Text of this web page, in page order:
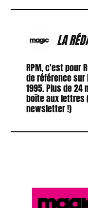
LA
RPM, c'est pour
de référence
1995. Plus de
boîte aux lettres
newsletter !)